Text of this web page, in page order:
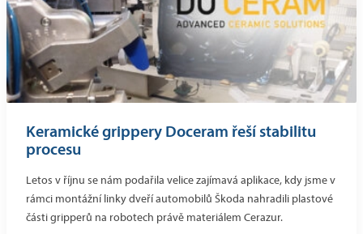
Keramické grippery Doceram řeší stabilitu
procesu
Letos v říjnu se nám podařila velice zajímavá aplikace, kdy jsme v
rámci montážní linky dveří automobilů Škoda nahradili plastové
části gripperů na robotech právě materiálem Cerazur.